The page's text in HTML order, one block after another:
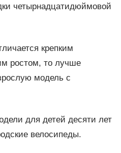
четырнадцатидюймовой
крепким
ростом, то лучше
модель с
для детей десяти лет
велосипеды.